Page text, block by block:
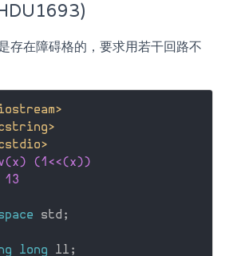
存在障碍格的，要求用若干回路不
(1<<(x))
13
std ;
long ll ;